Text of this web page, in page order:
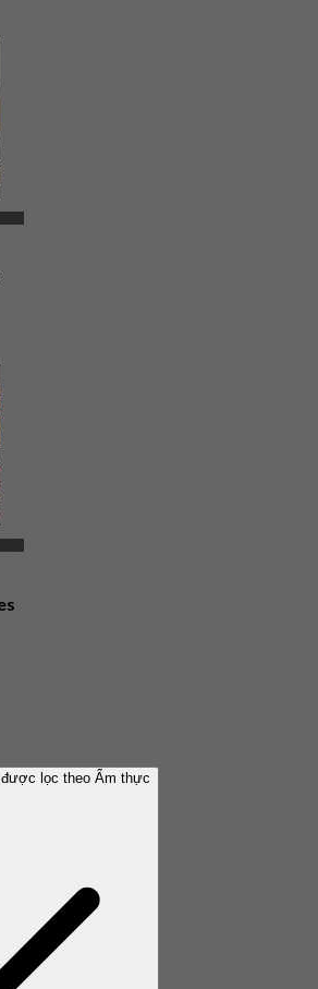
được lọc theo Ẩm thực